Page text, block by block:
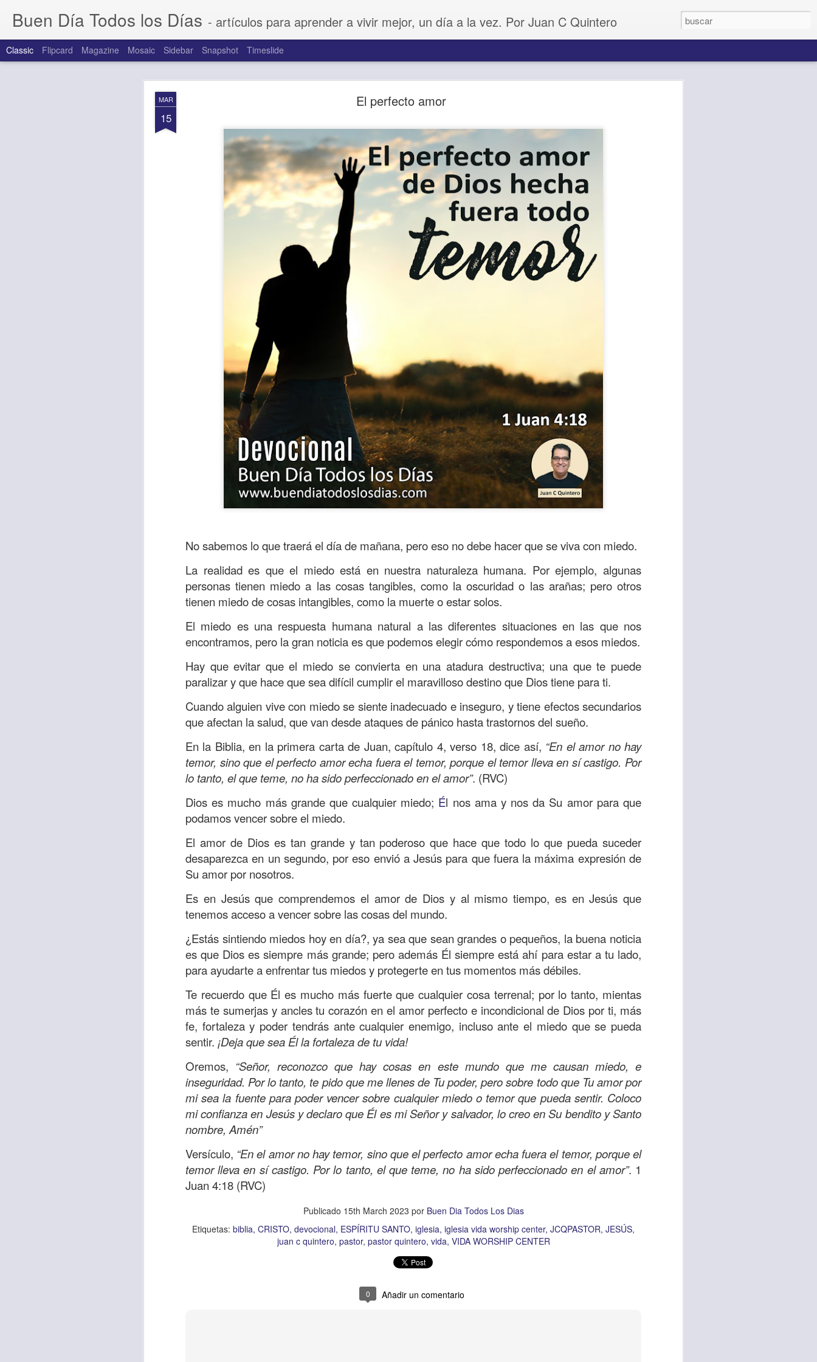
MAR
15
El perfecto amor
No sabemos lo que traerá el día de mañana, pero eso no debe hacer que se viva con miedo.
La realidad es que el miedo está en nuestra naturaleza humana. Por ejemplo, algunas
personas tienen miedo a las cosas tangibles, como la oscuridad o las arañas; pero otros
tienen miedo de cosas intangibles, como la muerte o estar solos.
El miedo es una respuesta humana natural a las diferentes situaciones en las que nos
encontramos, pero la gran noticia es que podemos elegir cómo respondemos a esos miedos.
Hay que evitar que el miedo se convierta en una atadura destructiva; una que te puede
paralizar y que hace que sea difícil cumplir el maravilloso destino que Dios tiene para ti.
Cuando alguien vive con miedo se siente inadecuado e inseguro, y tiene efectos secundarios
que afectan la salud, que van desde ataques de pánico hasta trastornos del sueño.
En la Biblia, en la primera carta de Juan, capítulo 4, verso 18, dice así, “En el amor no hay
temor, sino que el perfecto amor echa fuera el temor, porque el temor lleva en sí castigo. Por
lo tanto, el que teme, no ha sido perfeccionado en el amor”. (RVC)
Dios es mucho más grande que cualquier miedo; Él nos ama y nos da Su amor para que
podamos vencer sobre el miedo.
El amor de Dios es tan grande y tan poderoso que hace que todo lo que pueda suceder
desaparezca en un segundo, por eso envió a Jesús para que fuera la máxima expresión de
Su amor por nosotros.
Es en Jesús que comprendemos el amor de Dios y al mismo tiempo, es en Jesús que
tenemos acceso a vencer sobre las cosas del mundo.
¿Estás sintiendo miedos hoy en día?, ya sea que sean grandes o pequeños, la buena noticia
es que Dios es siempre más grande; pero además Él siempre está ahí para estar a tu lado,
para ayudarte a enfrentar tus miedos y protegerte en tus momentos más débiles.
Te recuerdo que Él es mucho más fuerte que cualquier cosa terrenal; por lo tanto, mientas
más te sumerjas y ancles tu corazón en el amor perfecto e incondicional de Dios por ti, más
fe, fortaleza y poder tendrás ante cualquier enemigo, incluso ante el miedo que se pueda
sentir. ¡Deja que sea Él la fortaleza de tu vida!
Oremos, “Señor, reconozco que hay cosas en este mundo que me causan miedo, e
inseguridad. Por lo tanto, te pido que me llenes de Tu poder, pero sobre todo que Tu amor por
mi sea la fuente para poder vencer sobre cualquier miedo o temor que pueda sentir. Coloco
mi confianza en Jesús y declaro que Él es mi Señor y salvador, lo creo en Su bendito y Santo
nombre, Amén”
Versículo, “En el amor no hay temor, sino que el perfecto amor echa fuera el temor, porque el
temor lleva en sí castigo. Por lo tanto, el que teme, no ha sido perfeccionado en el amor”. 1
Juan 4:18 (RVC)
Publicado 15th March 2023 por Buen Dia Todos Los Dias
Etiquetas: biblia CRISTO devocional ESPÍRITU SANTO iglesia iglesia vida worship center JCQPASTOR JESÚS
juan c quintero pastor pastor quintero vida VIDA WORSHIP CENTER
0 Añadir un comentario
Buen Día Todos los Días - artículos para aprender a vivir mejor, un día a la vez. Por Juan C Quintero
Classic Flipcard Magazine Mosaic Sidebar Snapshot Timeslide
Amar sin fingimiento
Para muchos, la vida es una carrera continua de actividades perfectamente agendadas
acorde con una lista de logros esperados, la mayoría de ellos relacionados con el trabajo, los
logros profesionales e incluso los logros en el cuidado del cuerpo en el gimnasio.
“amados”, es decir, a nuestra familia.
Yo tengo gratos recuerdos del amor de mis padres y abuelos; y tal vez tú también tengas
esos buenos recuerdos; lo cierto es que para la mayoría de ellos ese amor significó inversión
de tiempo, muchos incluso sacrificando sus aspiraciones personales por estar en casa y dar
lo mejor que tenían por su familia.
Te invito a reflexionar sobre:¿Cuáles son tus prioridades?, ¿En qué lugar está el amor hacia
tu familia?
En la Biblia, el capítulo 12 de la carta a los romanos se conoce como la lista de los deberes
del cristiano. Esta contiene recomendaciones sabias y justas para llevar una vida correcta.
Particularmente, en el verso 9 dice lo siguiente:“El amor sea sin fingimiento. Aborreced lo
malo, seguid lo bueno”. Romanos 12:9 (RVR1960)
Dios nos pide que amemos sin fingimiento, con sinceridad, pero eso también significa que
debemos dejar una huella marcada, una especie de impronta de amor en los corazones de
las personas que amamos.
Amar es mucho más que decir“te amo” o
permanecer, de estar presente y de respetar a los seres amados.
Cuando amamos de verdad, expresamos la esencia de Dios; se alegra el corazón de los
seres amados, pero también se nos aumentan los deseos de vivir, se revive el propósito de
vida, porque en el amor todo lo podemos hacer, desde perdonar hasta vivir unidos en familia
para siempre.
Es tiempo de revisar el estado de tu corazón hacia quienes consideras importantes en tu
vida. En otras palabras, es tiempo de tener hogares a la manera de Dios y de amar como
Dios nos ama.
Oremos: “ Señor, sé que por amor nos has redimido, nos has restaurado y nos das propósito;
por eso decido que, desde hoy, el motor de mi vida sea el amor, aquel que es sin fingimiento,
sincero, real. Bendigo a mi familia, me comprometo a amar sin condiciones; lo declaro en el
nombre de Jesús. Amén ”.
Versículo:
El amor sea sin fingimiento. Aborreced lo malo, seguid lo bueno
”. Romanos 12:9
(RVR1960)
Publicado21 hours agoporBuen Dia Todos Los Dias
Ubicación:10303 Royal Palm Blvd, Coral Springs, FL 33065, USA
Etiquetas:
JCQPASTOR JESÚS juan c quintero pastor pastor quintero vida VIDA WORSHIP CENTER
Buenos Samaritanos